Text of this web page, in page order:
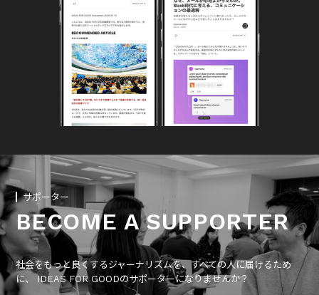
サポーター
BECOME A SUPPORTER
社会をもっと良くするジャーナリズムを、すべての人に届けるため
に、 IDEAS FOR GOODのサポーターになりませんか？